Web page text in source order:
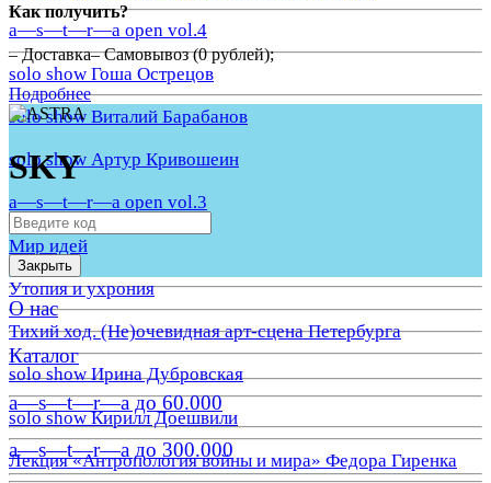
a—s—t—r—a open vol.4
solo show Гоша Острецов
solo show Виталий Барабанов
solo show Артур Кривошеин
a—s—t—r—a open vol.3
Мир идей
Утопия и ухрония
Тихий ход. (Не)очевидная арт-сцена Петербурга
solo show Ирина Дубровская
solo show Кирилл Доешвили
Лекция «Антропология войны и мира» Федора Гиренка
Как получить?
– Доставка– Самовывоз (0 рублей);
Подробнее
SKY
Закрыть
О нас
Каталог
a—s—t—r—a до 60.000
a—s—t—r—a до 300.000